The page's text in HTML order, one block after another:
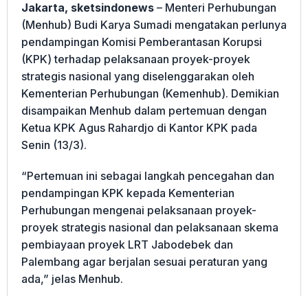
Jakarta, sketsindonews – Menteri Perhubungan
(Menhub) Budi Karya Sumadi mengatakan perlunya
pendampingan Komisi Pemberantasan Korupsi
(KPK) terhadap pelaksanaan proyek-proyek
strategis nasional yang diselenggarakan oleh
Kementerian Perhubungan (Kemenhub). Demikian
disampaikan Menhub dalam pertemuan dengan
Ketua KPK Agus Rahardjo di Kantor KPK pada
Senin (13/3).
“Pertemuan ini sebagai langkah pencegahan dan
pendampingan KPK kepada Kementerian
Perhubungan mengenai pelaksanaan proyek-
proyek strategis nasional dan pelaksanaan skema
pembiayaan proyek LRT Jabodebek dan
Palembang agar berjalan sesuai peraturan yang
ada,” jelas Menhub.